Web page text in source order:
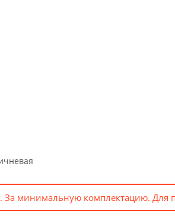
За минимальную комплектацию. Для